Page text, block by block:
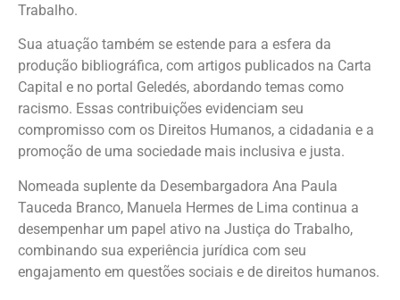
Trabalho.
Sua atuação também se estende para a esfera da
produção bibliográfica, com artigos publicados na Carta
Capital e no portal Geledés, abordando temas como
racismo. Essas contribuições evidenciam seu
compromisso com os Direitos Humanos, a cidadania e a
promoção de uma sociedade mais inclusiva e justa.
Nomeada suplente da Desembargadora Ana Paula
Tauceda Branco, Manuela Hermes de Lima continua a
desempenhar um papel ativo na Justiça do Trabalho,
combinando sua experiência jurídica com seu
engajamento em questões sociais e de direitos humanos.